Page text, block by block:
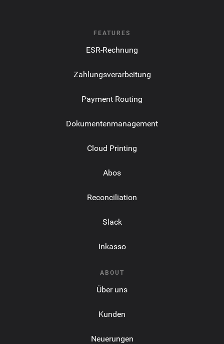
FEATURES
ESR-Rechnung
Zahlungsverarbeitung
Payment Routing
Dokumentenmanagement
Cloud Printing
Abos
Reconciliation
Slack
Inkasso
ABOUT
Über uns
Kunden
Neuerungen